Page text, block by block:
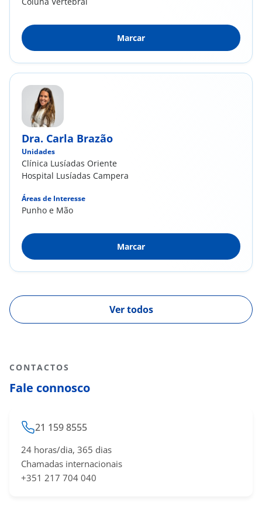
Marcar
Dra. Carla Brazão
Unidades
Clínica Lusíadas Oriente
Hospital Lusíadas Campera
Áreas de Interesse
Punho e Mão
Marcar
Ver todos
CONTACTOS
Fale connosco
21 159 8555
24 horas/dia, 365 dias
Chamadas internacionais
+351 217 704 040